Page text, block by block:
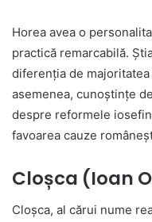
Horea avea o
practică remarcabilă.
diferenția de
asemenea, cunoștințe
despre reformele
favoarea cauze
Cloșca (Ioan
Cloșca, al cărui nume